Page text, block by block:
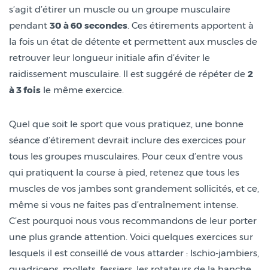
s’agit d’étirer un muscle ou un groupe musculaire
pendant 30 à 60 secondes. Ces étirements apportent à
la fois un état de détente et permettent aux muscles de
retrouver leur longueur initiale afin d’éviter le
raidissement musculaire. Il est suggéré de répéter de 2
à 3 fois le même exercice.
Quel que soit le sport que vous pratiquez, une bonne
séance d’étirement devrait inclure des exercices pour
tous les groupes musculaires. Pour ceux d’entre vous
qui pratiquent la course à pied, retenez que tous les
muscles de vos jambes sont grandement sollicités, et ce,
même si vous ne faites pas d’entraînement intense.
C’est pourquoi nous vous recommandons de leur porter
une plus grande attention. Voici quelques exercices sur
lesquels il est conseillé de vous attarder : Ischio-jambiers,